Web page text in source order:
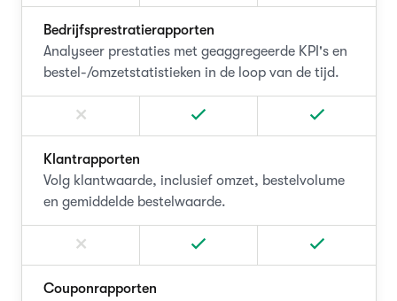
Bedrijfsprestratierapporten
Analyseer prestaties met geaggregeerde KPI's en
bestel-/omzetstatistieken in de loop van de tijd.
Klantrapporten
Volg klantwaarde, inclusief omzet, bestelvolume
en gemiddelde bestelwaarde.
Couponrapporten